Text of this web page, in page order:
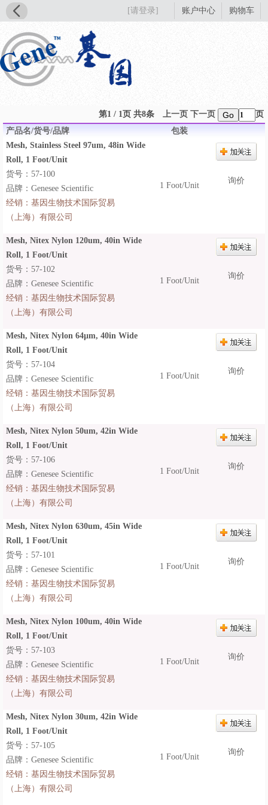
[请登录] 账户中心 购物车
第1 / 1页 共8条 上一页 下一页 Go
页
产品名/货号/品牌
包装
Mesh, Stainless Steel 97um, 48in Wide
Roll, 1 Foot/Unit
1 Foot/Unit
询价
货号：57-100
品牌：Genesee Scientific
经销： 基因生物技术国际贸易
（上海）有限公司
Mesh, Nitex Nylon 120um, 40in Wide
Roll, 1 Foot/Unit
1 Foot/Unit
询价
货号：57-102
品牌：Genesee Scientific
经销： 基因生物技术国际贸易
（上海）有限公司
Mesh, Nitex Nylon 64µm, 40in Wide
Roll, 1 Foot/Unit
1 Foot/Unit
询价
货号：57-104
品牌：Genesee Scientific
经销： 基因生物技术国际贸易
（上海）有限公司
Mesh, Nitex Nylon 50um, 42in Wide
Roll, 1 Foot/Unit
1 Foot/Unit
询价
货号：57-106
品牌：Genesee Scientific
经销： 基因生物技术国际贸易
（上海）有限公司
Mesh, Nitex Nylon 630um, 45in Wide
Roll, 1 Foot/Unit
1 Foot/Unit
询价
货号：57-101
品牌：Genesee Scientific
经销： 基因生物技术国际贸易
（上海）有限公司
Mesh, Nitex Nylon 100um, 40in Wide
Roll, 1 Foot/Unit
1 Foot/Unit
询价
货号：57-103
品牌：Genesee Scientific
经销： 基因生物技术国际贸易
（上海）有限公司
Mesh, Nitex Nylon 30um, 42in Wide
Roll, 1 Foot/Unit
1 Foot/Unit
询价
货号：57-105
品牌：Genesee Scientific
经销： 基因生物技术国际贸易
（上海）有限公司